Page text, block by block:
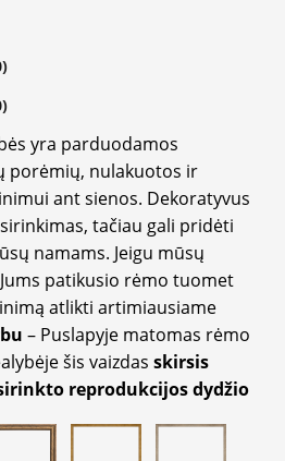
)
)
yra parduodamos
porėmių, nulakuotos ir
ant sienos. Dekoratyvus
tačiau gali pridėti
namams. Jeigu mūsų
patikusio rėmo tuomet
atlikti artimiausiame
– Puslapyje matomas rėmo
šis vaizdas skirsis
reprodukcijos dydžio